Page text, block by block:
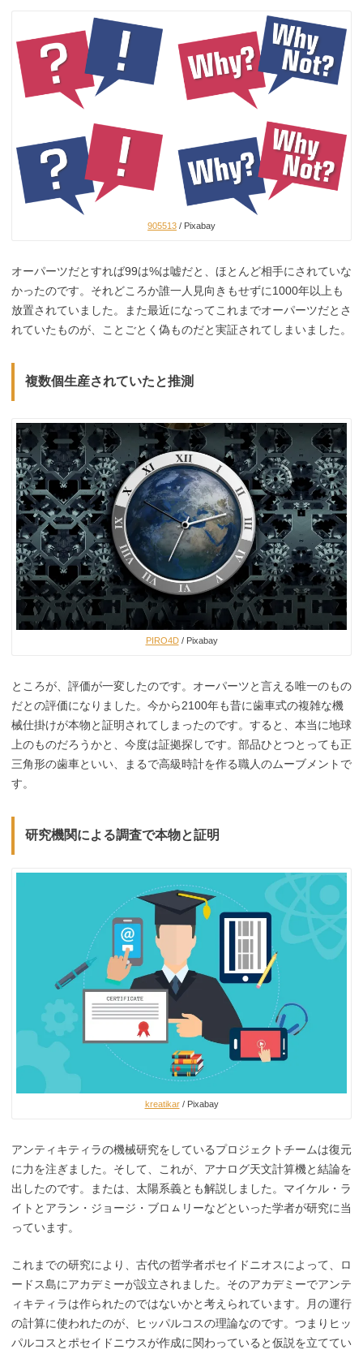
905513 / Pixabay
オーパーツだとすれば99は%は嘘だと、ほとんど相手にされていな
かったのです。それどころか誰一人見向きもせずに1000年以上も
放置されていました。また最近になってこれまでオーパーツだとさ
れていたものが、ことごとく偽ものだと実証されてしまいました。
複数個生産されていたと推測
PIRO4D/ Pixabay
ところが、評価が一変したのです。オーパーツと言える唯一のもの
だとの評価になりました。今から2100年も昔に歯車式の複雑な機
械仕掛けが本物と証明されてしまったのです。すると、本当に地球
上のものだろうかと、今度は証拠探しです。部品ひとつとっても正
三角形の歯車といい、まるで高級時計を作る職人のムーブメントで
す。
研究機関による調査で本物と証明
kreatikar/ Pixabay
アンティキティラの機械研究をしているプロジェクトチームは復元
に力を注ぎました。そして、これが、アナログ天文計算機と結論を
出したのです。または、太陽系義とも解説しました。マイケル・ラ
イトとアラン・ジョージ・ブロㇺリーなどといった学者が研究に当
っています。
これまでの研究により、古代の哲学者ポセイドニオスによって、ロ
ードス島にアカデミーが設立されました。そのアカデミーでアンテ
ィキティラは作られたのではないかと考えられています。月の運行
の計算に使われたのが、ヒッパルコスの理論なのです。つまりヒッ
パルコスとポセイドニウスが作成に関わっていると仮説を立ててい